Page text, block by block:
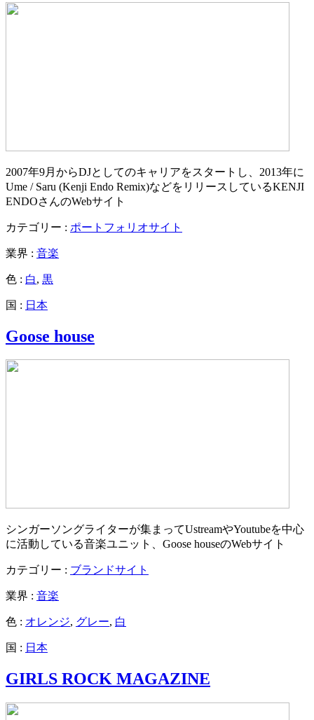
2007年9月からDJとしてのキャリアをスタートし、2013年に
Ume / Saru (Kenji Endo Remix)などをリリースしているKENJI
ENDOさんのWebサイト
カテゴリー : ポートフォリオサイト
業界 : 音楽
色 : 白, 黒
国 : 日本
Goose house
シンガーソングライターが集まってUstreamやYoutubeを中心
に活動している音楽ユニット、Goose houseのWebサイト
カテゴリー : ブランドサイト
業界 : 音楽
色 : オレンジ, グレー, 白
国 : 日本
GIRLS ROCK MAGAZINE